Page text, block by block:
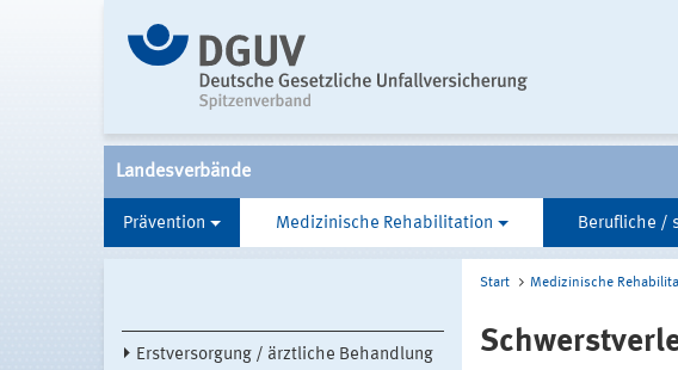
Landesverbände
Prävention Medizinische Rehabilitation Berufliche /
Erstversorgung / ärztliche Behandlung
Start Medizinische